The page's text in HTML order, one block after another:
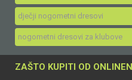
dječji nogometni dresovi
nogometni dresovi za klubove
ZAŠTO KUPITI OD